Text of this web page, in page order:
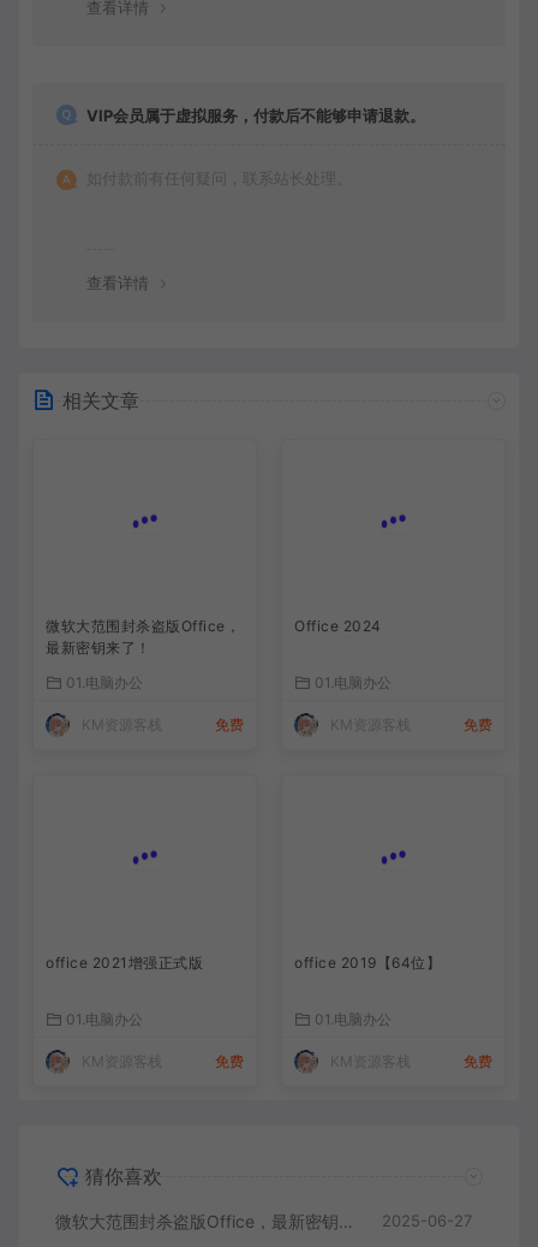
查看详情
VIP会员属于虚拟服务，付款后不能够申请退款。
如付款前有任何疑问，联系站长处理。
查看详情
相关文章
微软大范围封杀盗版Office，
最新密钥来了！
01.电脑办公
KM资源客栈 免费
Office 2024
01.电脑办公
KM资源客栈 免费
office 2021增强正式版
01.电脑办公
KM资源客栈 免费
office 2019【64位】
01.电脑办公
KM资源客栈 免费
猜你喜欢
微软大范围封杀盗版Office，最新密钥来了！ 2025-06-27